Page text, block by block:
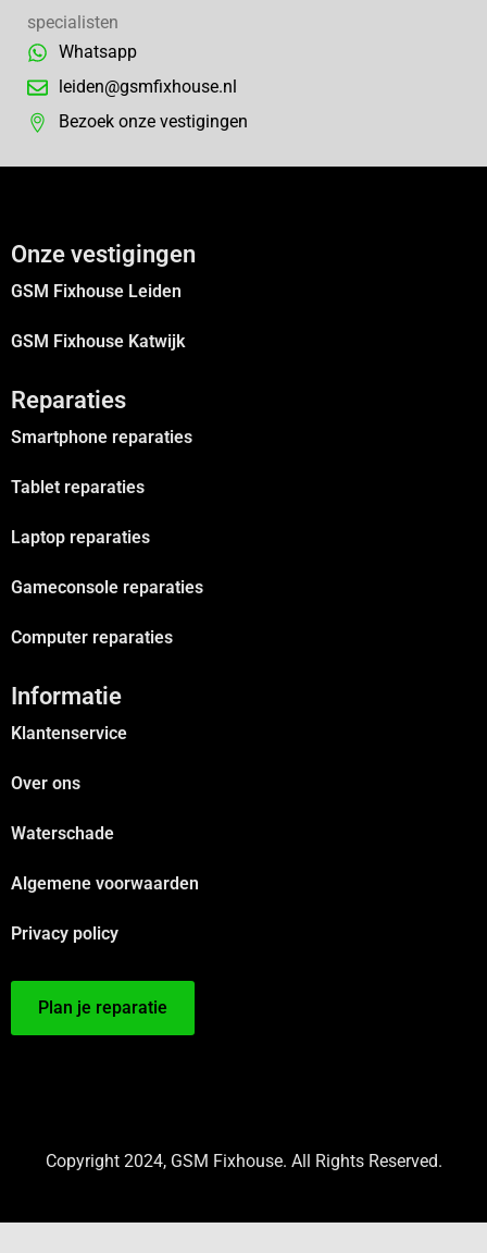
specialisten
Whatsapp
leiden@gsmfixhouse.nl
Bezoek onze vestigingen
Onze vestigingen
GSM Fixhouse Leiden
GSM Fixhouse Katwijk
Reparaties
Smartphone reparaties
Tablet reparaties
Laptop reparaties
Gameconsole reparaties
Computer reparaties
Informatie
Klantenservice
Over ons
Waterschade
Algemene voorwaarden
Privacy policy
Plan je reparatie
Copyright 2024, GSM Fixhouse. All Rights Reserved.